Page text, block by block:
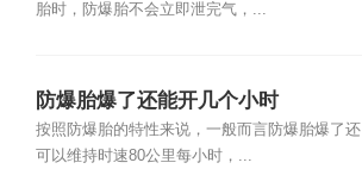
胎时，防爆胎不会立即泄完气，...
防爆胎爆了还能开几个小时
按照防爆胎的特性来说，一般而言防爆胎爆了还
可以维持时速80公里每小时，...